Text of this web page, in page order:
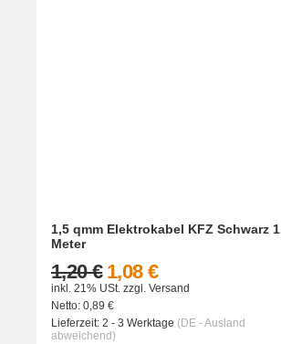
1,5 qmm Elektrokabel KFZ Schwarz 1
Meter
1,08 €
1,20 €
inkl. 21% USt. zzgl. Versand
Netto: 0,89 €
Lieferzeit: 2 - 3 Werktage (DE - Ausland
abweichend)